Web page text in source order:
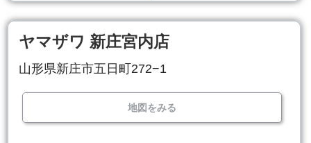
ヤマザワ 新庄宮内店
山形県新庄市五日町272−1
地図をみる